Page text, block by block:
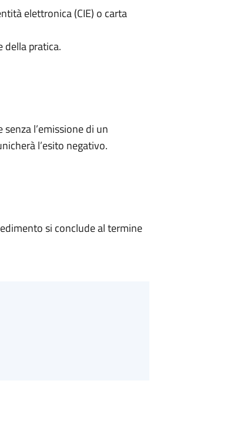
elettronica (CIE) o carta
pratica.
l’emissione di un
l’esito negativo.
si conclude al termine